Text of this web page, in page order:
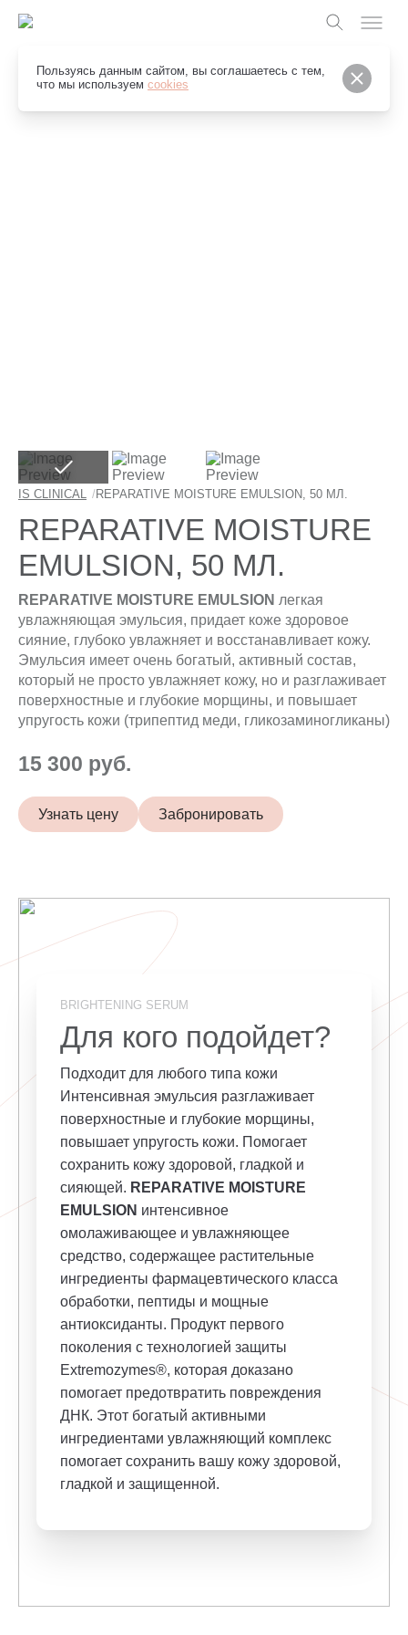
Пользуясь данным сайтом, вы соглашаетесь с тем,
что мы используем cookies
Slideshow Items
IS CLINICAL /REPARATIVE MOISTURE EMULSION, 50 МЛ.
REPARATIVE MOISTURE
EMULSION, 50 МЛ.
REPARATIVE MOISTURE EMULSION легкая
увлажняющая эмульсия, придает коже здоровое
сияние, глубоко увлажняет и восстанавливает кожу.
Эмульсия имеет очень богатый, активный состав,
который не просто увлажняет кожу, но и разглаживает
поверхностные и глубокие морщины, и повышает
упругость кожи (трипептид меди, гликозаминогликаны)
15 300 руб.
Узнать цену Забронировать
BRIGHTENING SERUM
Для кого подойдет?
Подходит для любого типа кожи
Интенсивная эмульсия разглаживает
поверхностные и глубокие морщины,
повышает упругость кожи. Помогает
сохранить кожу здоровой, гладкой и
сияющей. REPARATIVE MOISTURE
EMULSION интенсивное
омолаживающее и увлажняющее
средство, содержащее растительные
ингредиенты фармацевтического класса
обработки, пептиды и мощные
антиоксиданты. Продукт первого
поколения с технологией защиты
Extremozymes®, которая доказано
помогает предотвратить повреждения
ДНК. Этот богатый активными
ингредиентами увлажняющий комплекс
помогает сохранить вашу кожу здоровой,
гладкой и защищенной.